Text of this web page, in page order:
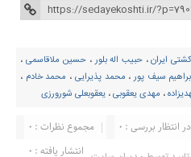
ایران، حبیب اله بلور، حسین ملاقاسمی ،
سیف پور، محمد پذیرایی ، محمد خادم ،
، مهدی یعقوبی، یعقوبعلی شورورزی
مجموع نظرات : 0
در انتظار بررسی : 0
انتشار یافته : ۰